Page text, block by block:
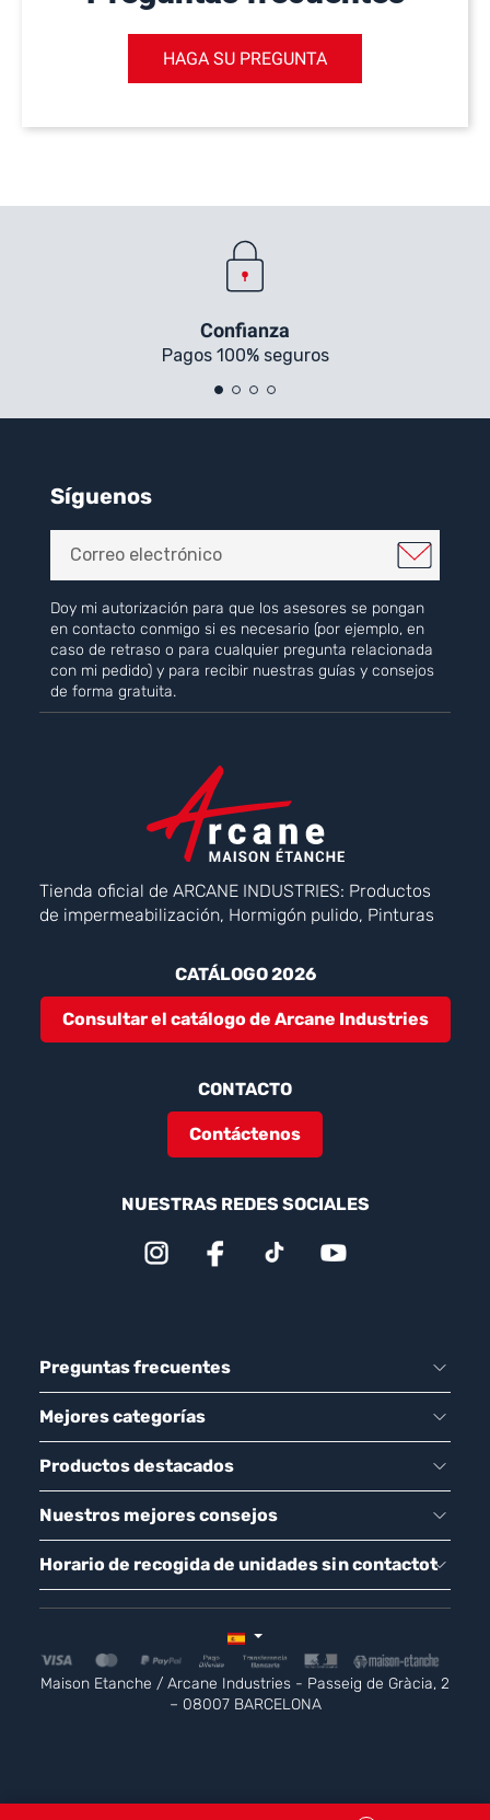
HAGA SU PREGUNTA
Confianza
Pagos 100% seguros
Síguenos
Doy mi autorización para que los asesores se pongan
en contacto conmigo si es necesario (por ejemplo, en
caso de retraso o para cualquier pregunta relacionada
con mi pedido) y para recibir nuestras guías y consejos
de forma gratuita.
Tienda oficial de ARCANE INDUSTRIES: Productos
de impermeabilización, Hormigón pulido, Pinturas
CATÁLOGO 2026
Consultar el catálogo de Arcane Industries
CONTACTO
Contáctenos
NUESTRAS REDES SOCIALES
Preguntas frecuentes
Mejores categorías
Productos destacados
Nuestros mejores consejos
Horario de recogida de unidades sin contactot
Maison Etanche / Arcane Industries - Passeig de Gràcia, 2
– 08007 BARCELONA